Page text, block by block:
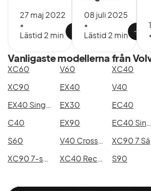
27 maj 2022
•
Lästid 2 min
08 juli 2025
•
Lästid 2 min
Vanligaste modellerna från
XC60 V60 XC40
XC90
EX40 V40
EX40 Single Motor Extended Range
EX30 EC40
C40
EX90 EC40 Single Motor Extended Range
S60
V40 Cross Country
XC90 7-seater
XC40 Recharge S90